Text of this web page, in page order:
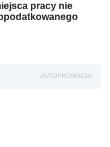
pracy nie
AUTOPROMOCJA